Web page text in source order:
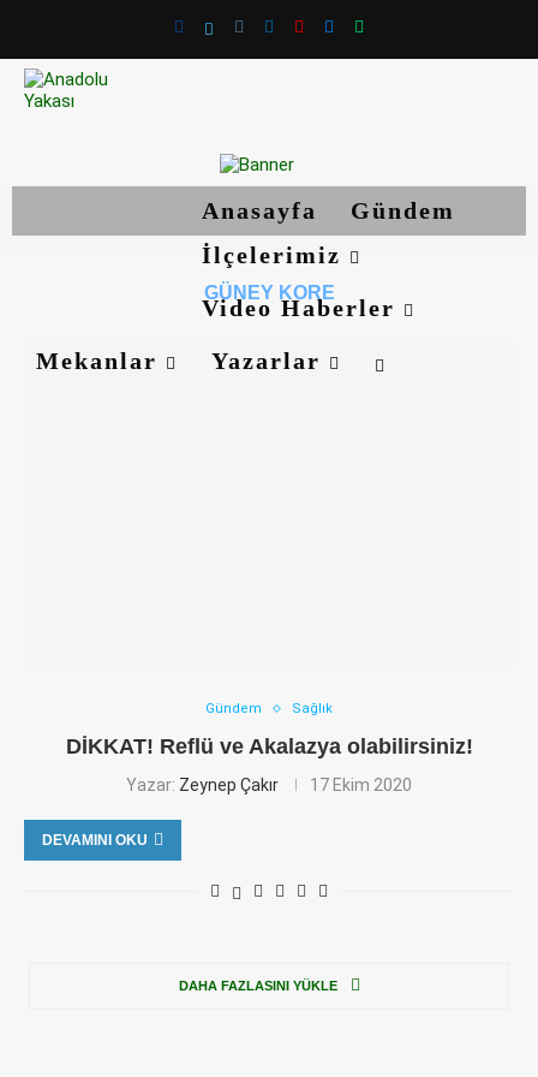
Anasayfa
Gündem
İlçelerimiz
Video Haberler
Mekanlar
Yazarlar
GÜNEY KORE
Gündem Sağlık
DİKKAT! Reflü ve Akalazya olabilirsiniz!
Yazar: Zeynep Çakır 17 Ekim 2020
DEVAMINI OKU
DAHA FAZLASINI YÜKLE